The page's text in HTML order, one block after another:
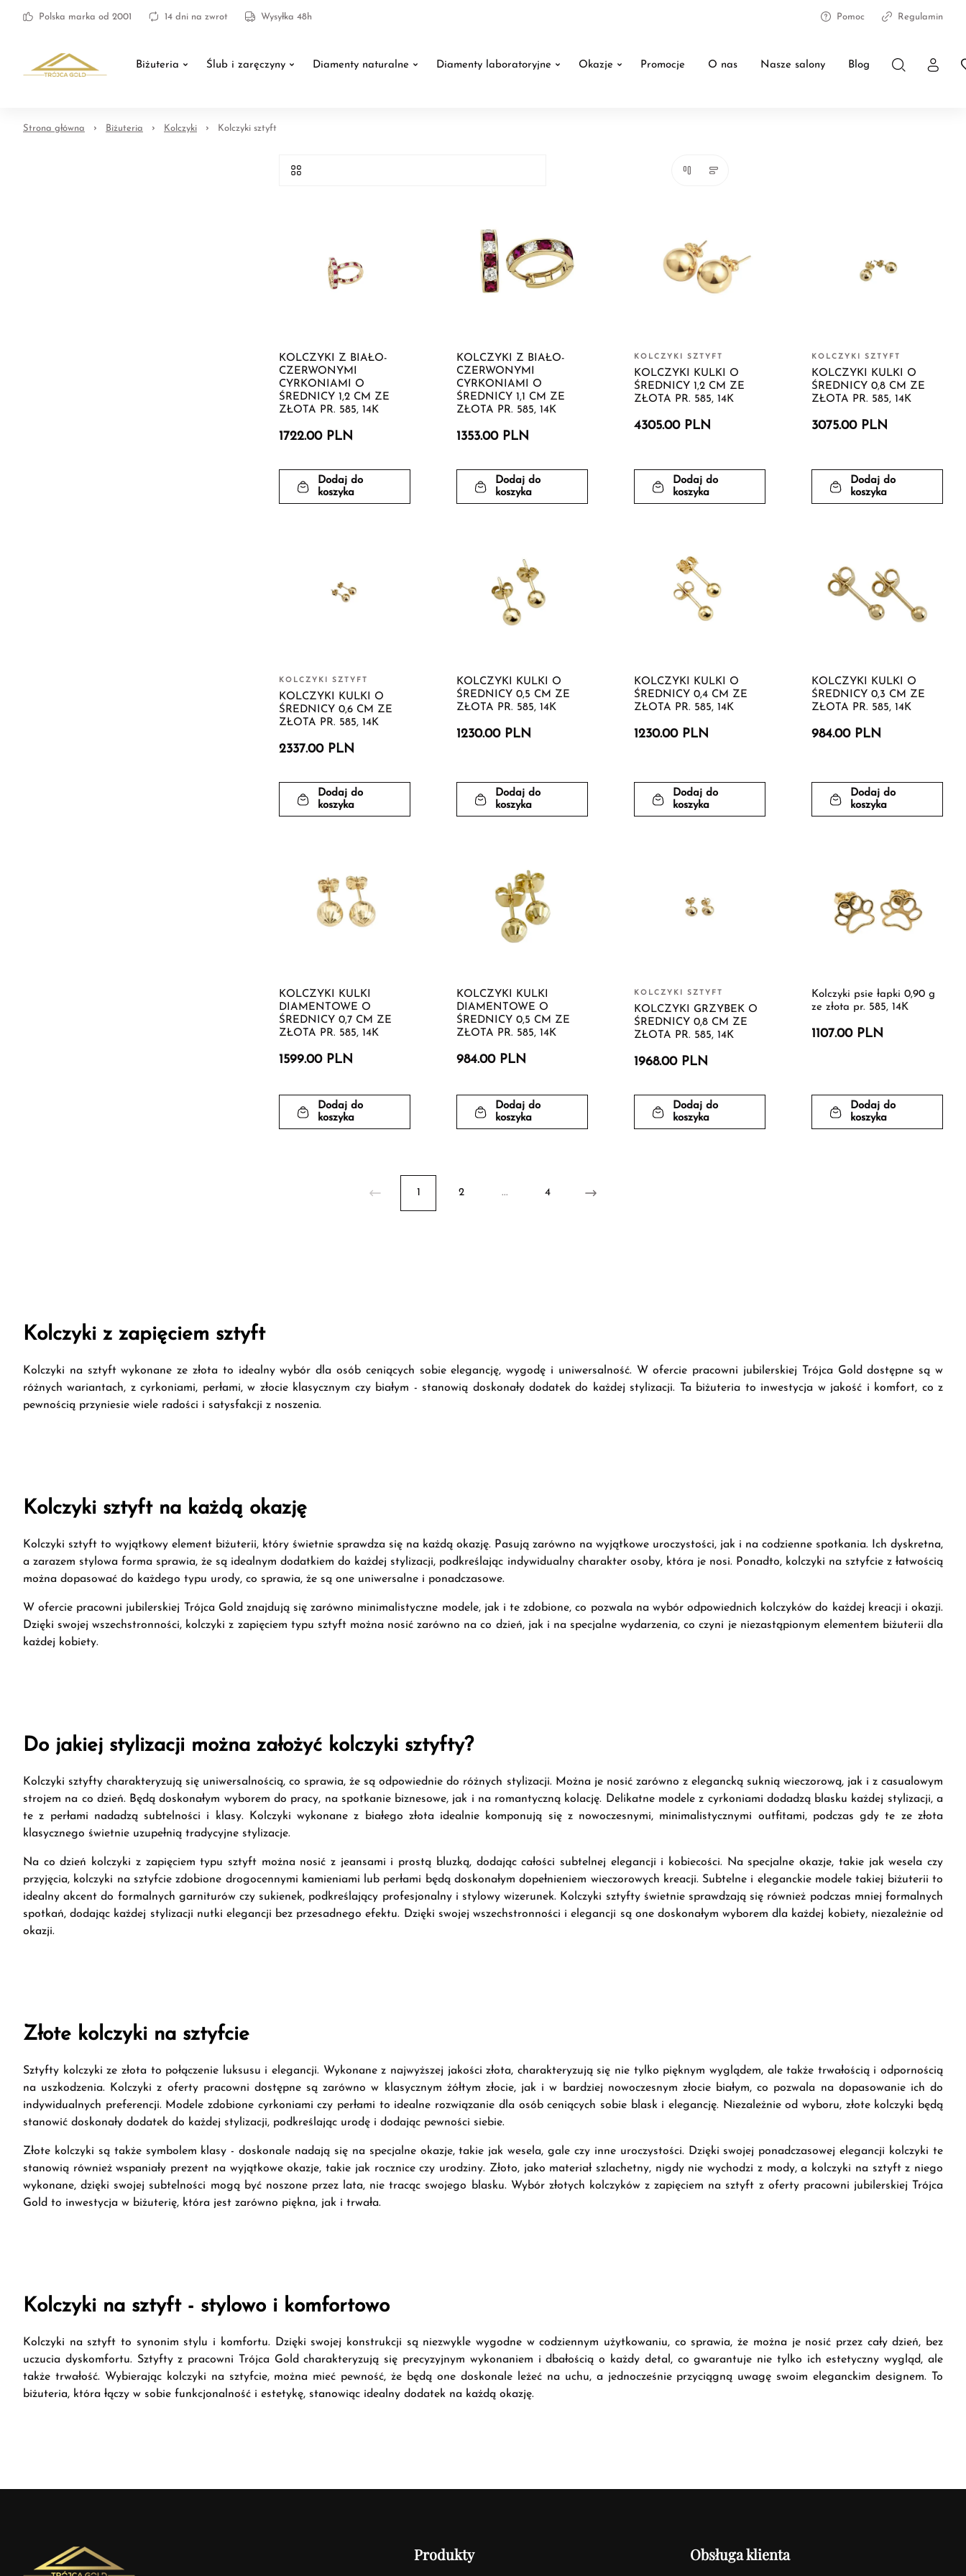
Polska marka od 2001 14 dni na zwrot Wysyłka 48h Pomoc Regulamin
Biżuteria Ślub i zaręczyny Diamenty naturalne Diamenty laboratoryjne Okazje Promocje O nas Nasze salony Blog
Strona główna Biżuteria Kolczyki Kolczyki sztyft
KOLCZYKI Z BIAŁO-
CZERWONYMI
CYRKONIAMI O
ŚREDNICY 1,2 CM ZE
ZŁOTA PR. 585, 14K
1722.00 PLN
Dodaj do
koszyka
KOLCZYKI Z BIAŁO-
CZERWONYMI
CYRKONIAMI O
ŚREDNICY 1,1 CM ZE
ZŁOTA PR. 585, 14K
1353.00 PLN
Dodaj do
koszyka
KOLCZYKI SZTYFT
KOLCZYKI KULKI O
ŚREDNICY 1,2 CM ZE
ZŁOTA PR. 585, 14K
4305.00 PLN
Dodaj do
koszyka
KOLCZYKI SZTYFT
KOLCZYKI KULKI O
ŚREDNICY 0,8 CM ZE
ZŁOTA PR. 585, 14K
3075.00 PLN
Dodaj do
koszyka
KOLCZYKI SZTYFT
KOLCZYKI KULKI O
ŚREDNICY 0,6 CM ZE
ZŁOTA PR. 585, 14K
2337.00 PLN
Dodaj do
koszyka
KOLCZYKI KULKI O
ŚREDNICY 0,5 CM ZE
ZŁOTA PR. 585, 14K
1230.00 PLN
Dodaj do
koszyka
KOLCZYKI KULKI O
ŚREDNICY 0,4 CM ZE
ZŁOTA PR. 585, 14K
1230.00 PLN
Dodaj do
koszyka
KOLCZYKI KULKI O
ŚREDNICY 0,3 CM ZE
ZŁOTA PR. 585, 14K
984.00 PLN
Dodaj do
koszyka
KOLCZYKI KULKI
DIAMENTOWE O
ŚREDNICY 0,7 CM ZE
ZŁOTA PR. 585, 14K
1599.00 PLN
Dodaj do
koszyka
KOLCZYKI KULKI
DIAMENTOWE O
ŚREDNICY 0,5 CM ZE
ZŁOTA PR. 585, 14K
984.00 PLN
Dodaj do
koszyka
KOLCZYKI SZTYFT
KOLCZYKI GRZYBEK O
ŚREDNICY 0,8 CM ZE
ZŁOTA PR. 585, 14K
1968.00 PLN
Dodaj do
koszyka
Kolczyki psie łapki 0,90 g
ze złota pr. 585, 14K
1107.00 PLN
Dodaj do
koszyka
1 2 ... 4
Kolczyki z zapięciem sztyft
Kolczyki na sztyft wykonane ze złota to idealny wybór dla osób ceniących sobie elegancję, wygodę i uniwersalność. W ofercie pracowni jubilerskiej Trójca Gold dostępne są w
różnych wariantach, z cyrkoniami, perłami, w złocie klasycznym czy białym - stanowią doskonały dodatek do każdej stylizacji. Ta biżuteria to inwestycja w jakość i komfort, co z
pewnością przyniesie wiele radości i satysfakcji z noszenia.
Kolczyki sztyft na każdą okazję
Kolczyki sztyft to wyjątkowy element biżuterii, który świetnie sprawdza się na każdą okazję. Pasują zarówno na wyjątkowe uroczystości, jak i na codzienne spotkania. Ich dyskretna,
a zarazem stylowa forma sprawia, że są idealnym dodatkiem do każdej stylizacji, podkreślając indywidualny charakter osoby, która je nosi. Ponadto, kolczyki na sztyfcie z łatwością
można dopasować do każdego typu urody, co sprawia, że są one uniwersalne i ponadczasowe.
W ofercie pracowni jubilerskiej Trójca Gold znajdują się zarówno minimalistyczne modele, jak i te zdobione, co pozwala na wybór odpowiednich kolczyków do każdej kreacji i okazji.
Dzięki swojej wszechstronności, kolczyki z zapięciem typu sztyft można nosić zarówno na co dzień, jak i na specjalne wydarzenia, co czyni je niezastąpionym elementem biżuterii dla
każdej kobiety.
Do jakiej stylizacji można założyć kolczyki sztyfty?
Kolczyki sztyfty charakteryzują się uniwersalnością, co sprawia, że są odpowiednie do różnych stylizacji. Można je nosić zarówno z elegancką suknią wieczorową, jak i z casualowym
strojem na co dzień. Będą doskonałym wyborem do pracy, na spotkanie biznesowe, jak i na romantyczną kolację. Delikatne modele z cyrkoniami dodadzą blasku każdej stylizacji, a
te z perłami nadadzą subtelności i klasy. Kolczyki wykonane z białego złota idealnie komponują się z nowoczesnymi, minimalistycznymi outfitami, podczas gdy te ze złota
klasycznego świetnie uzupełnią tradycyjne stylizacje.
Na co dzień kolczyki z zapięciem typu sztyft można nosić z jeansami i prostą bluzką, dodając całości subtelnej elegancji i kobiecości. Na specjalne okazje, takie jak wesela czy
przyjęcia, kolczyki na sztyfcie zdobione drogocennymi kamieniami lub perłami będą doskonałym dopełnieniem wieczorowych kreacji. Subtelne i eleganckie modele takiej biżuterii to
idealny akcent do formalnych garniturów czy sukienek, podkreślający profesjonalny i stylowy wizerunek. Kolczyki sztyfty świetnie sprawdzają się również podczas mniej formalnych
spotkań, dodając każdej stylizacji nutki elegancji bez przesadnego efektu. Dzięki swojej wszechstronności i elegancji są one doskonałym wyborem dla każdej kobiety, niezależnie od
okazji.
Złote kolczyki na sztyfcie
Sztyfty kolczyki ze złota to połączenie luksusu i elegancji. Wykonane z najwyższej jakości złota, charakteryzują się nie tylko pięknym wyglądem, ale także trwałością i odpornością
na uszkodzenia. Kolczyki z oferty pracowni dostępne są zarówno w klasycznym żółtym złocie, jak i w bardziej nowoczesnym złocie białym, co pozwala na dopasowanie ich do
indywidualnych preferencji. Modele zdobione cyrkoniami czy perłami to idealne rozwiązanie dla osób ceniących sobie blask i elegancję. Niezależnie od wyboru, złote kolczyki będą
stanowić doskonały dodatek do każdej stylizacji, podkreślając urodę i dodając pewności siebie.
Złote kolczyki są także symbolem klasy - doskonale nadają się na specjalne okazje, takie jak wesela, gale czy inne uroczystości. Dzięki swojej ponadczasowej elegancji kolczyki te
stanowią również wspaniały prezent na wyjątkowe okazje, takie jak rocznice czy urodziny. Złoto, jako materiał szlachetny, nigdy nie wychodzi z mody, a kolczyki na sztyft z niego
wykonane, dzięki swojej subtelności mogą być noszone przez lata, nie tracąc swojego blasku. Wybór złotych kolczyków z zapięciem na sztyft z oferty pracowni jubilerskiej Trójca
Gold to inwestycja w biżuterię, która jest zarówno piękna, jak i trwała.
Kolczyki na sztyft - stylowo i komfortowo
Kolczyki na sztyft to synonim stylu i komfortu. Dzięki swojej konstrukcji są niezwykle wygodne w codziennym użytkowaniu, co sprawia, że można je nosić przez cały dzień, bez
uczucia dyskomfortu. Sztyfty z pracowni Trójca Gold charakteryzują się precyzyjnym wykonaniem i dbałością o każdy detal, co gwarantuje nie tylko ich estetyczny wygląd, ale
także trwałość. Wybierając kolczyki na sztyfcie, można mieć pewność, że będą one doskonale leżeć na uchu, a jednocześnie przyciągną uwagę swoim eleganckim designem. To
biżuteria, która łączy w sobie funkcjonalność i estetykę, stanowiąc idealny dodatek na każdą okazję.
Produkty Obsługa klienta